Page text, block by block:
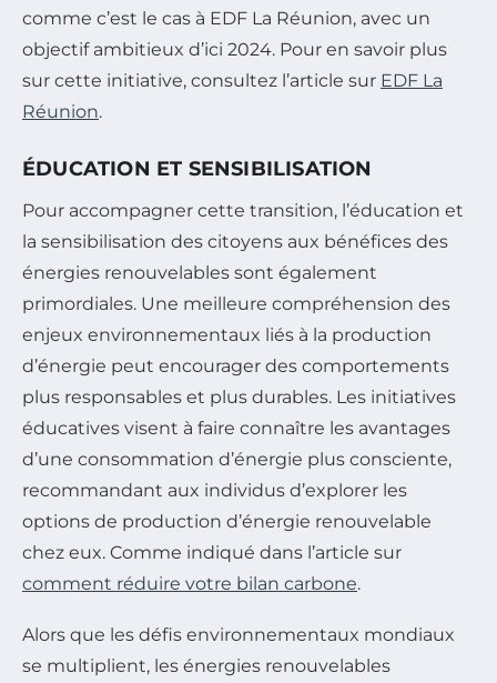
comme c’est le cas à EDF La Réunion, avec un
objectif ambitieux d’ici 2024. Pour en savoir plus
sur cette initiative, consultez l’article sur EDF La
Réunion.
ÉDUCATION ET SENSIBILISATION
Pour accompagner cette transition, l’éducation et
la sensibilisation des citoyens aux bénéfices des
énergies renouvelables sont également
primordiales. Une meilleure compréhension des
enjeux environnementaux liés à la production
d’énergie peut encourager des comportements
plus responsables et plus durables. Les initiatives
éducatives visent à faire connaître les avantages
d’une consommation d’énergie plus consciente,
recommandant aux individus d’explorer les
options de production d’énergie renouvelable
chez eux. Comme indiqué dans l’article sur
comment réduire votre bilan carbone.
Alors que les défis environnementaux mondiaux
se multiplient, les énergies renouvelables